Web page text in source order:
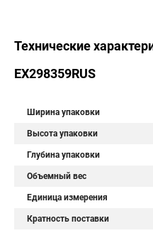
Технические
EX298359RUS
Ширина упаковки
Высота упаковки
Глубина упаковки
Объемный вес
Единица измерения
Кратность поставки